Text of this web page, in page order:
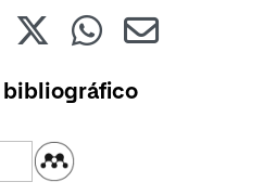
bibliográfico